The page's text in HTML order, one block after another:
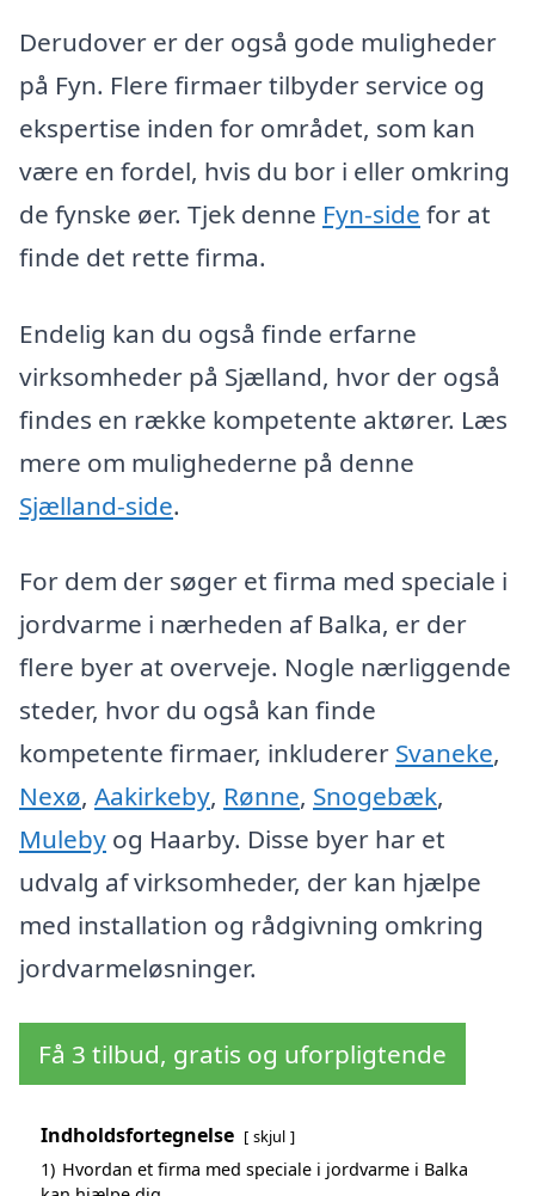
Derudover er der også gode muligheder
på Fyn. Flere firmaer tilbyder service og
ekspertise inden for området, som kan
være en fordel, hvis du bor i eller omkring
de fynske øer. Tjek denne Fyn-side for at
finde det rette firma.
Endelig kan du også finde erfarne
virksomheder på Sjælland, hvor der også
findes en række kompetente aktører. Læs
mere om mulighederne på denne
Sjælland-side.
For dem der søger et firma med speciale i
jordvarme i nærheden af Balka, er der
flere byer at overveje. Nogle nærliggende
steder, hvor du også kan finde
kompetente firmaer, inkluderer Svaneke,
Nexø, Aakirkeby, Rønne, Snogebæk,
Muleby og Haarby. Disse byer har et
udvalg af virksomheder, der kan hjælpe
med installation og rådgivning omkring
jordvarmeløsninger.
Få 3 tilbud, gratis og uforpligtende
Indholdsfortegnelse skjul
1) Hvordan et firma med speciale i jordvarme i Balka